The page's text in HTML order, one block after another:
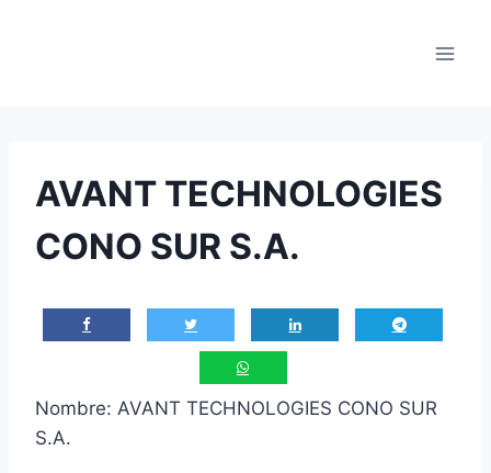
AVANT TECHNOLOGIES
CONO SUR S.A.
Nombre: AVANT TECHNOLOGIES CONO SUR
S.A.